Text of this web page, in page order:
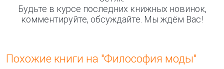
Будьте в курсе последних книжных новинок,
комментируйте, обсуждайте. Мы ждём Вас!
Похожие книги на "Философия моды"